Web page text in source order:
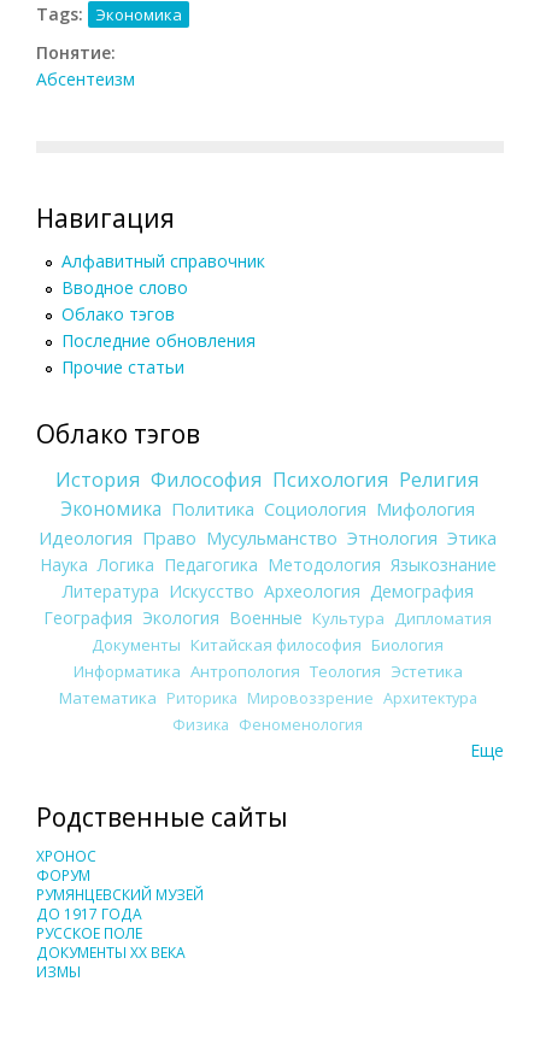
Tags: Экономика
Понятие:
Абсентеизм
Навигация
Алфавитный справочник
Вводное слово
Облако тэгов
Последние обновления
Прочие статьи
Облако тэгов
История Философия Психология Религия
Экономика Политика Социология Мифология
Идеология Право Мусульманство Этнология Этика
Наука Логика Педагогика Методология Языкознание
Литература Искусство Археология Демография
География Экология Военные Культура
Дипломатия
Документы Китайская философия Биология
Информатика Антропология Теология Эстетика
Математика Риторика Мировоззрение Архитектура
Физика Феноменология
Еще
Родственные сайты
ХРОНОС
ФОРУМ
РУМЯНЦЕВСКИЙ МУЗЕЙ
ДО 1917 ГОДА
РУССКОЕ ПОЛЕ
ДОКУМЕНТЫ XX ВЕКА
ИЗМЫ